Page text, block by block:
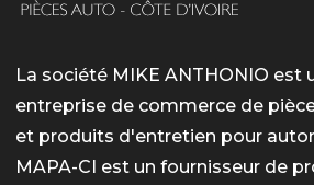
La société MIKE ANTHONIO est
entreprise de commerce de
et produits d'entretien pour
MAPA-CI est un fournisseur de